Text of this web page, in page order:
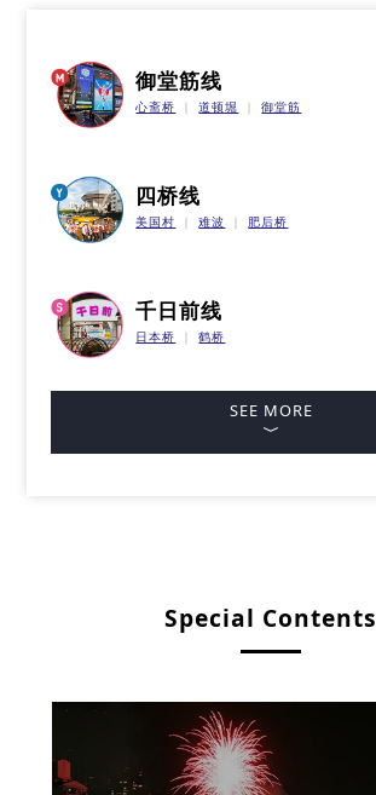
御堂筋线
心斋桥 道顿堀 御堂筋
四桥线
美国村 难波 肥后桥
千日前线
日本桥 鹤桥
SEE MORE
Special Contents